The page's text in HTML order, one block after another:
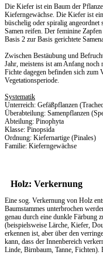
Die Kiefer ist ein Baum der
Kieferngewächse. Die Kiefer ist
büschelig oder spiralig
Samen reifen. Der feminine
Basis 2 zur Basis gerichtete
Zwischen Bestäubung und
Jahr, meistens ist am Anfang
Fichte dagegen befinden sich zum
Vegetationsperiode.
Systematik
Unterreich: Gefäßpflanzen
Überabteilung: Samenpflanzen
Abteilung: Pinophyta
Klasse: Pinopsida
Ordnung: Kiefernartige (Pinales)
Familie: Kieferngewächse
Holz: Verkernung
Eine sog. Verkernung von Holz
Baumstammes unterbrochen
genau durch eine dunkle Färbung
(beispielsweise Lärche, Kiefer,
erkennen ist, aber über den
kann, dass der Innenbereich
Linde, Birnbaum, Tanne,